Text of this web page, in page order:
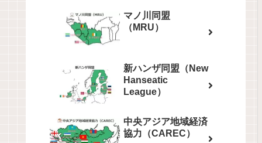
マノ川同盟
（MRU）
新ハンザ同盟（New
Hanseatic
League）
中央アジア地域経済
協力（CAREC）